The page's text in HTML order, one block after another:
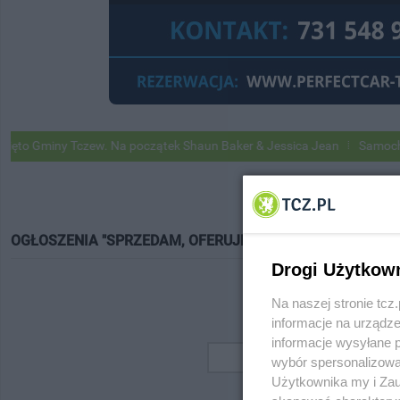
Gminy Tczew. Na początek Shaun Baker & Jessica Jean
OGŁOSZENIA "SPRZEDAM, OFERUJĘ"
Drogi
Na naszej stronie
informacje na
informacje wysyłane
wybór
Użytkownika my i